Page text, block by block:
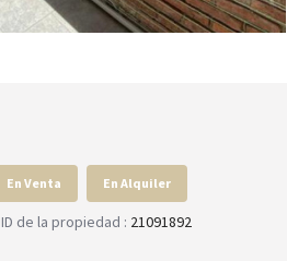
En Venta En Alquiler
ID de la propiedad : 21091892